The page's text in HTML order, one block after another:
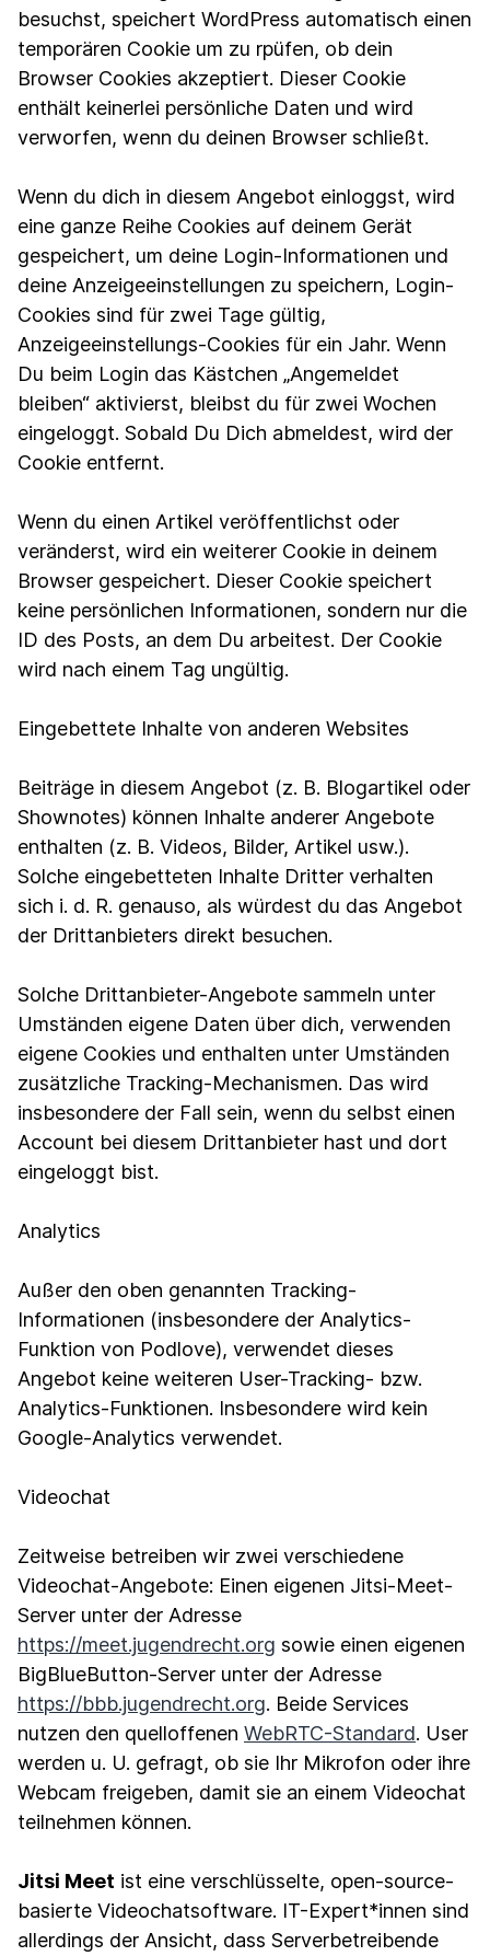
besuchst, speichert WordPress automatisch einen
temporären Cookie um zu rpüfen, ob dein
Browser Cookies akzeptiert. Dieser Cookie
enthält keinerlei persönliche Daten und wird
verworfen, wenn du deinen Browser schließt.
Wenn du dich in diesem Angebot einloggst, wird
eine ganze Reihe Cookies auf deinem Gerät
gespeichert, um deine Login-Informationen und
deine Anzeigeeinstellungen zu speichern, Login-
Cookies sind für zwei Tage gültig,
Anzeigeeinstellungs-Cookies für ein Jahr. Wenn
Du beim Login das Kästchen „Angemeldet
bleiben“ aktivierst, bleibst du für zwei Wochen
eingeloggt. Sobald Du Dich abmeldest, wird der
Cookie entfernt.
Wenn du einen Artikel veröffentlichst oder
veränderst, wird ein weiterer Cookie in deinem
Browser gespeichert. Dieser Cookie speichert
keine persönlichen Informationen, sondern nur die
ID des Posts, an dem Du arbeitest. Der Cookie
wird nach einem Tag ungültig.
Eingebettete Inhalte von anderen Websites
Beiträge in diesem Angebot (z. B. Blogartikel oder
Shownotes) können Inhalte anderer Angebote
enthalten (z. B. Videos, Bilder, Artikel usw.).
Solche eingebetteten Inhalte Dritter verhalten
sich i. d. R. genauso, als würdest du das Angebot
der Drittanbieters direkt besuchen.
Solche Drittanbieter-Angebote sammeln unter
Umständen eigene Daten über dich, verwenden
eigene Cookies und enthalten unter Umständen
zusätzliche Tracking-Mechanismen. Das wird
insbesondere der Fall sein, wenn du selbst einen
Account bei diesem Drittanbieter hast und dort
eingeloggt bist.
Analytics
Außer den oben genannten Tracking-
Informationen (insbesondere der Analytics-
Funktion von Podlove), verwendet dieses
Angebot keine weiteren User-Tracking- bzw.
Analytics-Funktionen. Insbesondere wird kein
Google-Analytics verwendet.
Videochat
Zeitweise betreiben wir zwei verschiedene
Videochat-Angebote: Einen eigenen Jitsi-Meet-
Server unter der Adresse
https://meet.jugendrecht.org sowie einen eigenen
BigBlueButton-Server unter der Adresse
https://bbb.jugendrecht.org. Beide Services
nutzen den quelloffenen WebRTC-Standard. User
werden u. U. gefragt, ob sie Ihr Mikrofon oder ihre
Webcam freigeben, damit sie an einem Videochat
teilnehmen können.
Jitsi Meet ist eine verschlüsselte, open-source-
basierte Videochatsoftware. IT-Expert*innen sind
allerdings der Ansicht, dass Serverbetreibende